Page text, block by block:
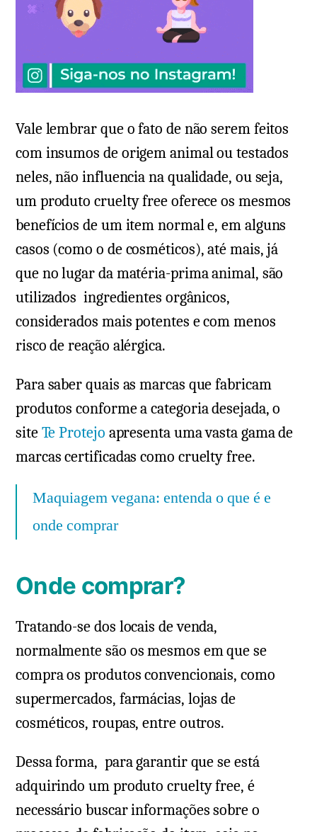
Vale lembrar que o fato de não serem feitos
com insumos de origem animal ou testados
neles, não influencia na qualidade, ou seja,
um produto cruelty free oferece os mesmos
benefícios de um item normal e, em alguns
casos (como o de cosméticos), até mais, já
que no lugar da matéria-prima animal, são
utilizados ingredientes orgânicos,
considerados mais potentes e com menos
risco de reação alérgica.
Para saber quais as marcas que fabricam
produtos conforme a categoria desejada, o
siteTe Protejo apresenta uma vasta gama de
marcas certificadas como cruelty free.
Maquiagem vegana: entenda o que é e
onde comprar
Onde comprar?
Tratando-se dos locais de venda,
normalmente são os mesmos em que se
compra os produtos convencionais, como
supermercados, farmácias, lojas de
cosméticos, roupas, entre outros.
Dessa forma, para garantir que se está
adquirindo um produto cruelty free, é
necessário buscar informações sobre o